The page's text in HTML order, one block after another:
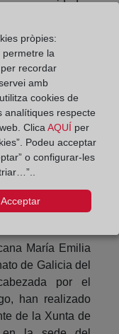
comunidades
Mercantiles, un
cuatro años y
la Xunta
gestiona
y que tienen
Por lo tanto,
Reales
impuestos,
física ostenta la
María Emilia
de Galicia del
por el
han realizado
de la Xunta de
pròpies:
permetre la
recordar
amb
cookies de
analítiques respecte
ClicaAQUÍ per
Podeu acceptar
o configurar-les
Acceptar